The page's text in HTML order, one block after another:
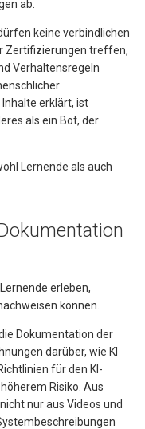
ab.
keine verbindlichen
Zertifizierungen treffen,
Verhaltensregeln
erklärt, ist
als ein Bot, der
Lernende als auch
erleben,
können.
Dokumentation der
darüber, wie KI
für den KI-
Risiko. Aus
nur aus Videos und